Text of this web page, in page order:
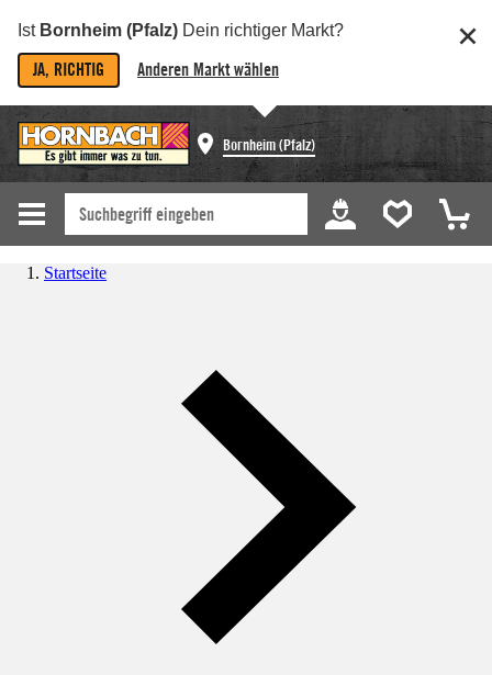
Ist Bornheim (Pfalz) Dein richtiger Markt?
JA, RICHTIG Anderen Markt wählen
Bornheim (Pfalz)
Startseite